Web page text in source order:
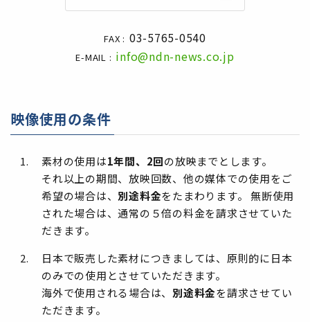
FAX : 03-5765-0540
E-MAIL : info@ndn-news.co.jp
映像使用の条件
素材の使用は1年間、2回の放映までとします。
それ以上の期間、放映回数、他の媒体での使用をご
希望の場合は、 別途料金をたまわります。 無断使用
された場合は、通常の５倍の料金を請求させていた
だきます。
日本で販売した素材につきましては、原則的に日本
のみでの使用とさせていただきます。
海外で使用される場合は、 別途料金を請求させてい
ただきます。